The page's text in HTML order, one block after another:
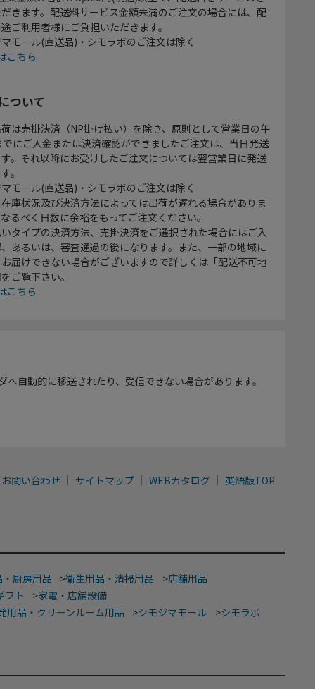
きます。配送料サービス金額未満のご注文の場合には、配
ご利用者様にご負担いただきます。
モール(直送品)・シモラボのご注文は除く
こちら
ついて
は売掛決済（NP掛け払い）を除き、原則として営業日の午
でにご入金または決済確認ができましたご注文は、当日発送
。それ以降にお受けしたご注文については翌営業日に発送
。
モール(直送品)・シモラボのご注文は除く
庫状況及び決済方法によっては出荷が遅れる場合がありま
るべく日数に余裕をもってご注文ください。
タイプの決済方法、売掛決済をご選択された場合にはご入
あるいは、審査通過の後になります。また、一部の地域に
届けできない場合がございますので詳しくは「配送不可地
ご覧下さい。
こちら
自動的に移送されたり、受信できない場合があります。
お問い合わせ サイトマップ WEBカタログ 英語版TOP
厨房用品 >衛生用品・清掃用品 >店舗用品
フト >家電・店舗設備
用品・クリーンルーム用品 >シモジマモール >シモラボ